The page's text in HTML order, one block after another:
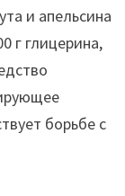
и апельсина
г глицерина,
борьбе с